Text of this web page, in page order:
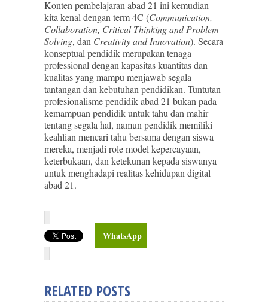
Konten pembelajaran abad 21 ini kemudian
kita kenal dengan term 4C (Communication,
Collaboration, Critical Thinking and Problem
Solving, dan Creativity and Innovation). Secara
konseptual pendidik merupakan tenaga
professional dengan kapasitas kuantitas dan
kualitas yang mampu menjawab segala
tantangan dan kebutuhan pendidikan. Tuntutan
profesionalisme pendidik abad 21 bukan pada
kemampuan pendidik untuk tahu dan mahir
tentang segala hal, namun pendidik memiliki
keahlian mencari tahu bersama dengan siswa
mereka, menjadi role model kepercayaan,
keterbukaan, dan ketekunan kepada siswanya
untuk menghadapi realitas kehidupan digital
abad 21.
WhatsApp
RELATED POSTS